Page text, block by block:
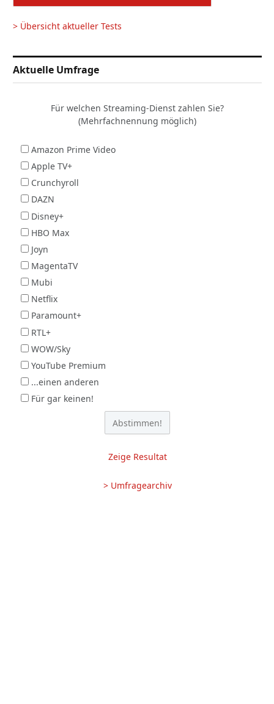
> Übersicht aktueller Tests
Aktuelle Umfrage
Für welchen Streaming-Dienst zahlen Sie?
(Mehrfachnennung möglich)
Amazon Prime Video
Apple TV+
Crunchyroll
DAZN
Disney+
HBO Max
Joyn
MagentaTV
Mubi
Netflix
Paramount+
RTL+
WOW/Sky
YouTube Premium
...einen anderen
Für gar keinen!
Zeige Resultat
> Umfragearchiv